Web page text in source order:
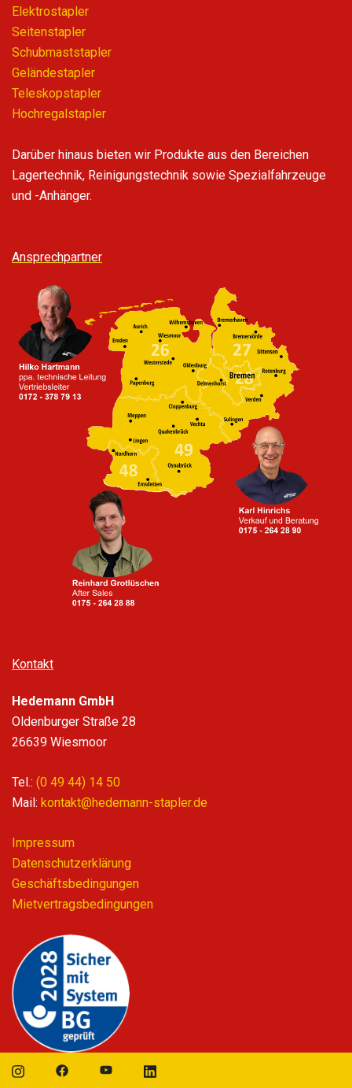
Elektrostapler
Seitenstapler
Schubmaststapler
Geländestapler
Teleskopstapler
Hochregalstapler
Darüber hinaus bieten wir Produkte aus den Bereichen
Lagertechnik, Reinigungstechnik sowie Spezialfahrzeuge
und -Anhänger.
Ansprechpartner
Kontakt
Hedemann GmbH
Oldenburger Straße 28
26639 Wiesmoor
Tel.: (0 49 44) 14 50
Mail: kontakt@hedemann-stapler.de
Impressum
Datenschutzerklärung
Geschäftsbedingungen
Mietvertragsbedingungen